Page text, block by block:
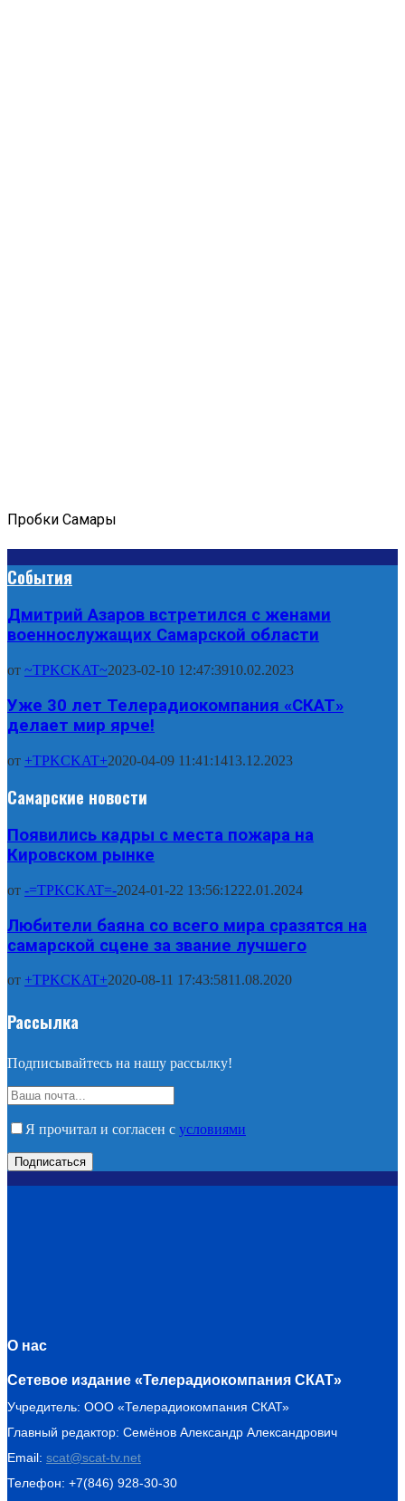
Пробки Самары
События
Дмитрий Азаров встретился с женами
военнослужащих Самарской области
от ~TPKCKAT~2023-02-10 12:47:3910.02.2023
Уже 30 лет Телерадиокомпания «СКАТ»
делает мир ярче!
от +TPKCKAT+2020-04-09 11:41:1413.12.2023
Самарские новости
Появились кадры с места пожара на
Кировском рынке
от -=TPKCKAT=-2024-01-22 13:56:1222.01.2024
Любители баяна со всего мира сразятся на
самарской сцене за звание лучшего
от +TPKCKAT+2020-08-11 17:43:5811.08.2020
Рассылка
Подписывайтесь на нашу рассылку!
Я прочитал и согласен с условиями
О нас
Сетевое издание «Телерадиокомпания СКАТ»
Учредитель: ООО «Телерадиокомпания СКАТ»
Главный редактор: Семёнов Александр Александрович
Email: scat@scat-tv.net
Телефон: +7(846) 928-30-30